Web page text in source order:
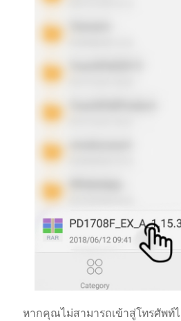
หากคุณไม่สามารถเข้าสู่โทรศั